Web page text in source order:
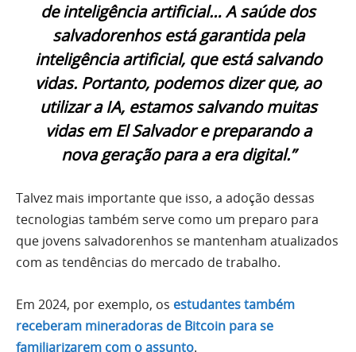
de inteligência artificial… A saúde dos
salvadorenhos está garantida pela
inteligência artificial, que está salvando
vidas. Portanto, podemos dizer que, ao
utilizar a IA, estamos salvando muitas
vidas em El Salvador e preparando a
nova geração para a era digital.”
Talvez mais importante que isso, a adoção dessas
tecnologias também serve como um preparo para
que jovens salvadorenhos se mantenham atualizados
com as tendências do mercado de trabalho.
Em 2024, por exemplo, os estudantes também
receberam mineradoras de Bitcoin para se
familiarizarem com o assunto.